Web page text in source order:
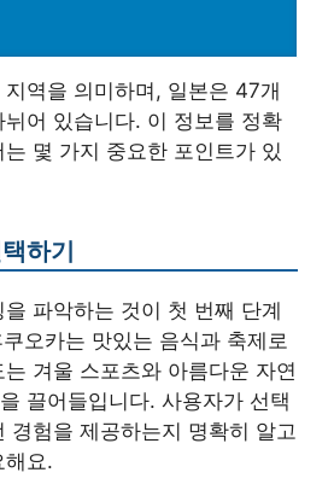
역을 의미하며, 일본은 47개
어 있습니다. 이 정보를 정확
몇 가지 중요한 포인트가 있
하기
파악하는 것이 첫 번째 단계
오카는 맛있는 음식과 축제로
겨울 스포츠와 아름다운 자연
끌어들입니다. 사용자가 선택
경험을 제공하는지 명확히 알고
해요.